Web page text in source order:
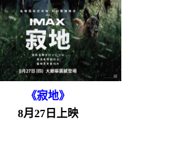
《寂地》
8月27日上映